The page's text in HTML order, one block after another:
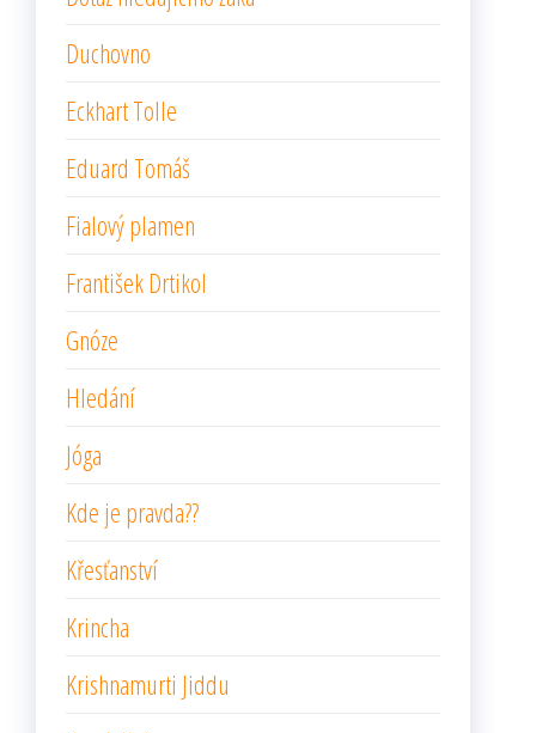
Duchovno
Eckhart Tolle
Eduard Tomáš
Fialový plamen
František Drtikol
Gnóze
Hledání
Jóga
Kde je pravda??
Křesťanství
Krincha
Krishnamurti Jiddu